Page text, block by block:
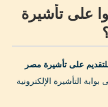
على تأشيرة
على تأشيرة مصر
التأشيرة الإلكترونية